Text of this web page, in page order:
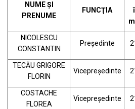
NUME ŞI
PRENUME
FUNCŢIA
NICOLESCU
CONSTANTIN
Preşedinte
TECĂU GRIGORE
FLORIN
Vicepreşedinte
COSTACHE
FLOREA
Vicepreşedinte